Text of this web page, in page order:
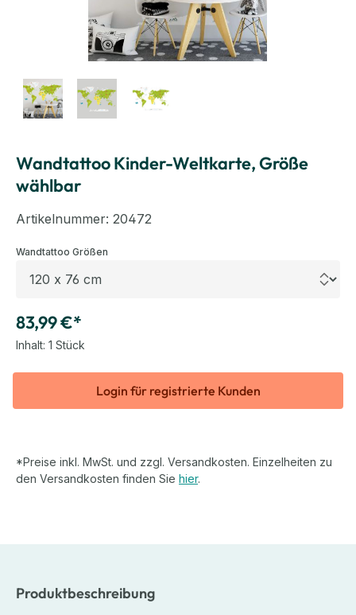
Wandtattoo Kinder-Weltkarte, Größe
wählbar
Artikelnummer: 20472
Wandtattoo Größen
83,99 €*
Inhalt: 1 Stück
Login für registrierte Kunden
*Preise inkl. MwSt. und zzgl. Versandkosten. Einzelheiten zu
den Versandkosten finden Sie hier.
Produktbeschreibung